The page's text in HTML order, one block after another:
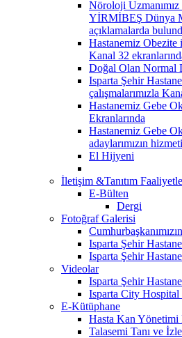
Nöroloji
YİRMİBEŞ Dünya
açıklamalarda
Hastanemiz Obezite
Kanal 32
Doğal Olan Normal
Isparta Şehir
çalışmalarımızla
Hastanemiz Gebe
Ekranlarında
Hastanemiz Gebe
adaylarımızın
El Hijyeni
İletişim &Tanıtım
E-Bülten
Dergi
Fotoğraf Galerisi
Isparta Şehir
Isparta Şehir
Videolar
Isparta Şehir
Isparta City
E-Kütüphane
Hasta Kan Yönetimi
Talasemi Tanı ve